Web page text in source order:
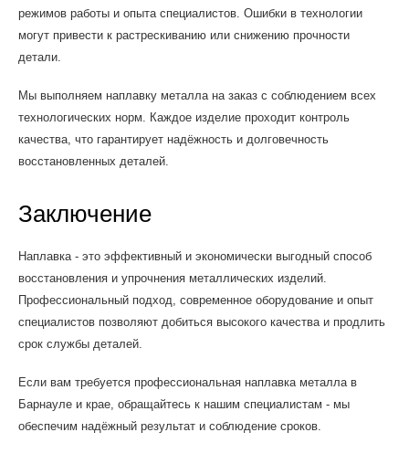
режимов работы и опыта специалистов. Ошибки в технологии
могут привести к растрескиванию или снижению прочности
детали.
Мы выполняем наплавку металла на заказ с соблюдением всех
технологических норм. Каждое изделие проходит контроль
качества, что гарантирует надёжность и долговечность
восстановленных деталей.
Заключение
Наплавка - это эффективный и экономически выгодный способ
восстановления и упрочнения металлических изделий.
Профессиональный подход, современное оборудование и опыт
специалистов позволяют добиться высокого качества и продлить
срок службы деталей.
Если вам требуется профессиональная наплавка металла в
Барнауле и крае, обращайтесь к нашим специалистам - мы
обеспечим надёжный результат и соблюдение сроков.